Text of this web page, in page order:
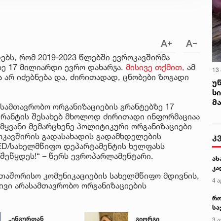
რომ 2019-2023 წლებში ევროკავშირმა
17 მილიარდი ევრო დახარჯა. მისივე თქმით, ამ
იძებნება და, ძირითადად, ცნობები ზოგადი
ორგანიზაციების გრანტებზე 17
შესახებ მხოლოდ ძირითადი ინფორმაციაა
მემარცხენე პოლიტიკური ორგანიზაციები
გადასახადის გადამხდელების
სახელმწიფო დეპარტამენტის ხელფასს
– წერს ევროპარლამენტარი.
კომუნიკაციების სახელმწიფო მდივნის,
არასამთავრობო ორგანიზაციების
„ენგურთან
გიორგი
13
4